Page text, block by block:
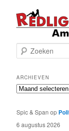
o
k
e
n
ARCHIEVEN
Archieven
Spic & Span op
6 augustus 2026